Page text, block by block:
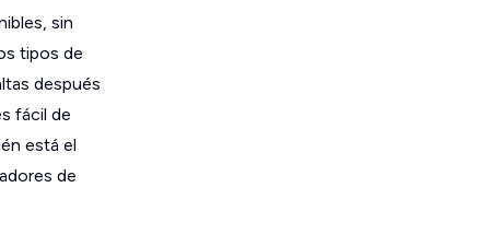
sin
tipos de
después
fácil de
está el
de